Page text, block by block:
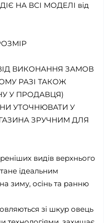
НА ВСІ МОДЕЛІ від
ВИКОНАННЯ ЗАМОВ
РАЗІ ТАКОЖ
У ПРОДАВЦЯ)
УТОЧНЮВАТИ У
ЗРУЧНИМ ДЛЯ
видів верхнього
ідеальним
зиму, осінь та ранню
зі шкур овець